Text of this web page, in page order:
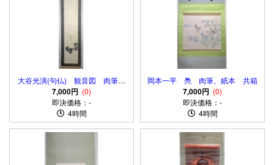
大谷光演(句仏) 観音図 肉筆、
絹本 箱無し
7,000円 (0)
即決価格：-
4時間
岡本一平 鳧 肉筆、紙本 共箱
7,000円 (0)
即決価格：-
4時間